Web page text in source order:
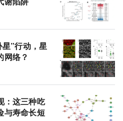
”行动，星
网络？
：这三种吃
与寿命长短